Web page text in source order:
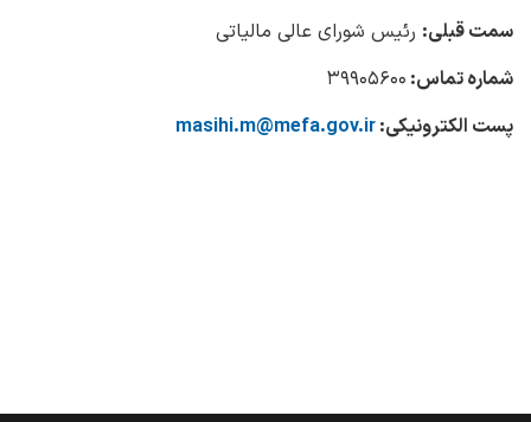
سمت قبلی: رئیس شورای عالی مالیاتی
شماره تماس: ۳۹۹۰۵۶۰۰
پست الکترونیکی:masihi.m@mefa.gov.ir